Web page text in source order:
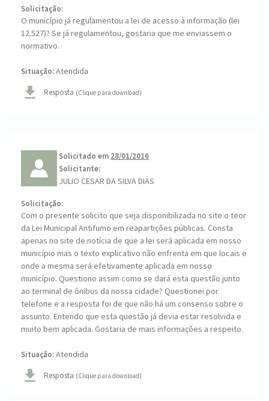
Solicitação:
O município já regulamentou a lei de acesso à informação (lei
12.527)? Se já regulamentou, gostaria que me enviassem o
normativo.
Situação:Atendida
Resposta (Clique para download)
Solicitado em 28/01/2016
Solicitante:
JULIO CESAR DA SILVA DIAS
Solicitação:
Com o presente solicito que seja disponibilizada no site o teor
da Lei Municipal Antifumo em reapartições públicas. Consta
apenas no site de notícia de que a lei será aplicada em nosso
município mas o texto explicativo não enfrenta em que locais e
onde a mesma será efetivamente aplicada em nosso
município. Questiono assim como se dará esta questão junto
ao terminal de ônibus da nossa cidade? Questionei por
telefone e a resposta foi de que não há um consenso sobre o
assunto. Entendo que esta questão já devia estar resolvida e
muito bem aplicada. Gostaria de mais informações a respeito.
Situação:Atendida
Resposta (Clique para download)